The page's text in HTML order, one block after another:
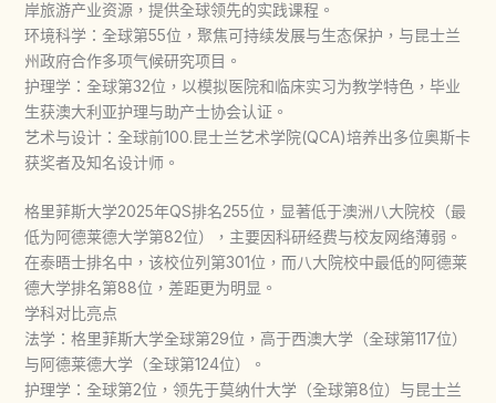
岸旅游产业资源，提供全球领先的实践课程。
环境科学‌：全球‌第55位‌，聚焦可持续发展与生态保护，与昆士兰
州政府合作多项气候研究项目。
护理学‌：全球‌第32位‌，以模拟医院和临床实习为教学特色，毕业
生获澳大利亚护理与助产士协会认证。
艺术与设计‌：全球前100.昆士兰艺术学院(QCA)培养出多位奥斯卡
获奖者及知名设计师。
格里菲斯大学2025年QS排名255位，显著低于澳洲八大院校（最
低为阿德莱德大学第82位），主要因科研经费与校友网络薄弱。
在泰晤士排名中，该校位列第301位，而八大院校中最低的阿德莱
德大学排名第88位，差距更为明显。
学科对比亮点
法学：格里菲斯大学全球第29位，高于西澳大学（全球第117位）
与阿德莱德大学（全球第124位）。
护理学：全球第2位，领先于莫纳什大学（全球第8位）与昆士兰